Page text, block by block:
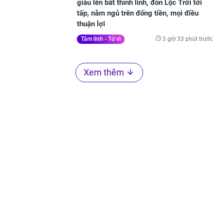
giàu lên bất thình lình, đón Lộc Trời tới
tấp, nằm ngủ trên đống tiền, mọi điều
thuận lợi
Tâm linh - Tử vi 3 giờ 33 phút trước
Xem thêm